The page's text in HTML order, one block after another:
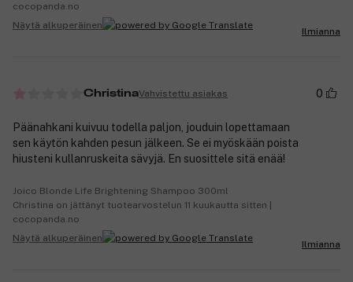
cocopanda.no
Näytä alkuperäinen
Ilmianna
ChristinaVahvistettu asiakas 0
Päänahkani kuivuu todella paljon, jouduin lopettamaan
sen käytön kahden pesun jälkeen. Se ei myöskään poista
hiusteni kullanruskeita sävyjä. En suosittele sitä enää!
Joico Blonde Life Brightening Shampoo 300ml
Christina on jättänyt tuotearvostelun 11 kuukautta sitten |
cocopanda.no
Näytä alkuperäinen
Ilmianna